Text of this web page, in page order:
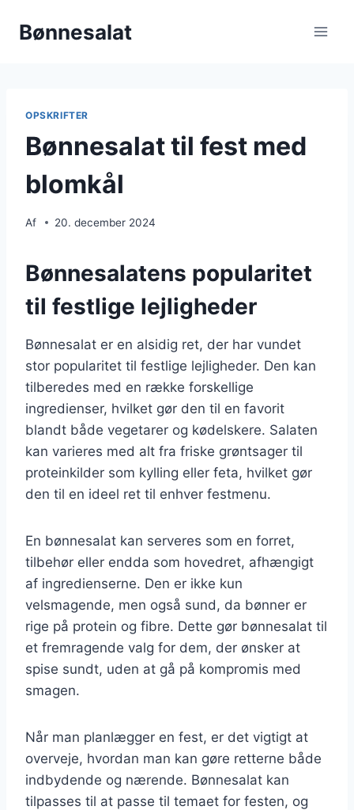
Bønnesalat
OPSKRIFTER
Bønnesalat til fest med
blomkål
Af 20. december 2024
Bønnesalatens popularitet
til festlige lejligheder
Bønnesalat er en alsidig ret, der har vundet
stor popularitet til festlige lejligheder. Den kan
tilberedes med en række forskellige
ingredienser, hvilket gør den til en favorit
blandt både vegetarer og kødelskere. Salaten
kan varieres med alt fra friske grøntsager til
proteinkilder som kylling eller feta, hvilket gør
den til en ideel ret til enhver festmenu.
En bønnesalat kan serveres som en forret,
tilbehør eller endda som hovedret, afhængigt
af ingredienserne. Den er ikke kun
velsmagende, men også sund, da bønner er
rige på protein og fibre. Dette gør bønnesalat til
et fremragende valg for dem, der ønsker at
spise sundt, uden at gå på kompromis med
smagen.
Når man planlægger en fest, er det vigtigt at
overveje, hvordan man kan gøre retterne både
indbydende og nærende. Bønnesalat kan
tilpasses til at passe til temaet for festen, og